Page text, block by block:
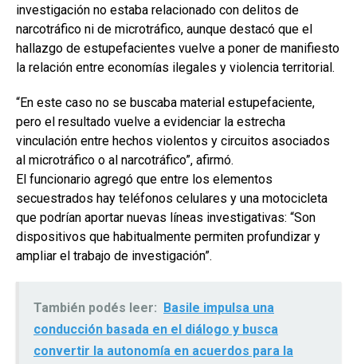
investigación no estaba relacionado con delitos de
narcotráfico ni de microtráfico, aunque destacó que el
hallazgo de estupefacientes vuelve a poner de manifiesto
la relación entre economías ilegales y violencia territorial.
“En este caso no se buscaba material estupefaciente,
pero el resultado vuelve a evidenciar la estrecha
vinculación entre hechos violentos y circuitos asociados
al microtráfico o al narcotráfico”, afirmó.
El funcionario agregó que entre los elementos
secuestrados hay teléfonos celulares y una motocicleta
que podrían aportar nuevas líneas investigativas: “Son
dispositivos que habitualmente permiten profundizar y
ampliar el trabajo de investigación”.
También podés leer:
Basile impulsa una
conducción basada en el diálogo y busca
convertir la autonomía en acuerdos para la